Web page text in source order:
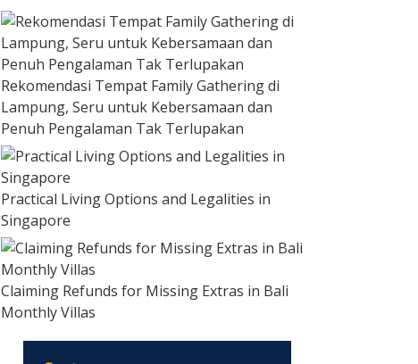
Rekomendasi Tempat Family Gathering di
Lampung, Seru untuk Kebersamaan dan
Penuh Pengalaman Tak Terlupakan
Practical Living Options and Legalities in
Singapore
Claiming Refunds for Missing Extras in Bali
Monthly Villas